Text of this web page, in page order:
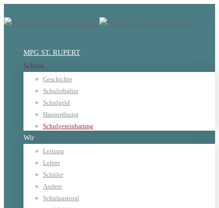
MPG ST. RUPERT
Schule
Geschichte
Schulerhalter
Schulgeld
Hausordnung
Schulvereinbarung
Wir
Leitung
Lehrer
Schüler
Andere
Schulpastoral